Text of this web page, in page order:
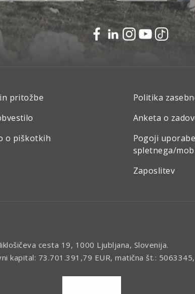
pritožbe
o piškotkih
Politika
Anketa o
Pogoji
spletnega/
Zaposlitev
cesta 19, 1000 Ljubljana, Slovenija.
kapital: 73.701.391,79 EUR, matična št.: